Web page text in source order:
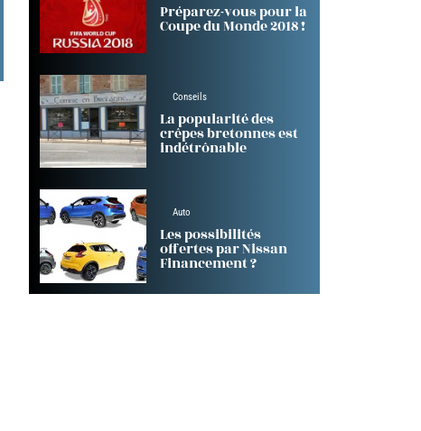
Préparez-vous pour la
Coupe du Monde 2018 !
Conseils
La popularité des
crêpes bretonnes est
indétrônable
Auto
Les possibilités
offertes par Nissan
Financement ?